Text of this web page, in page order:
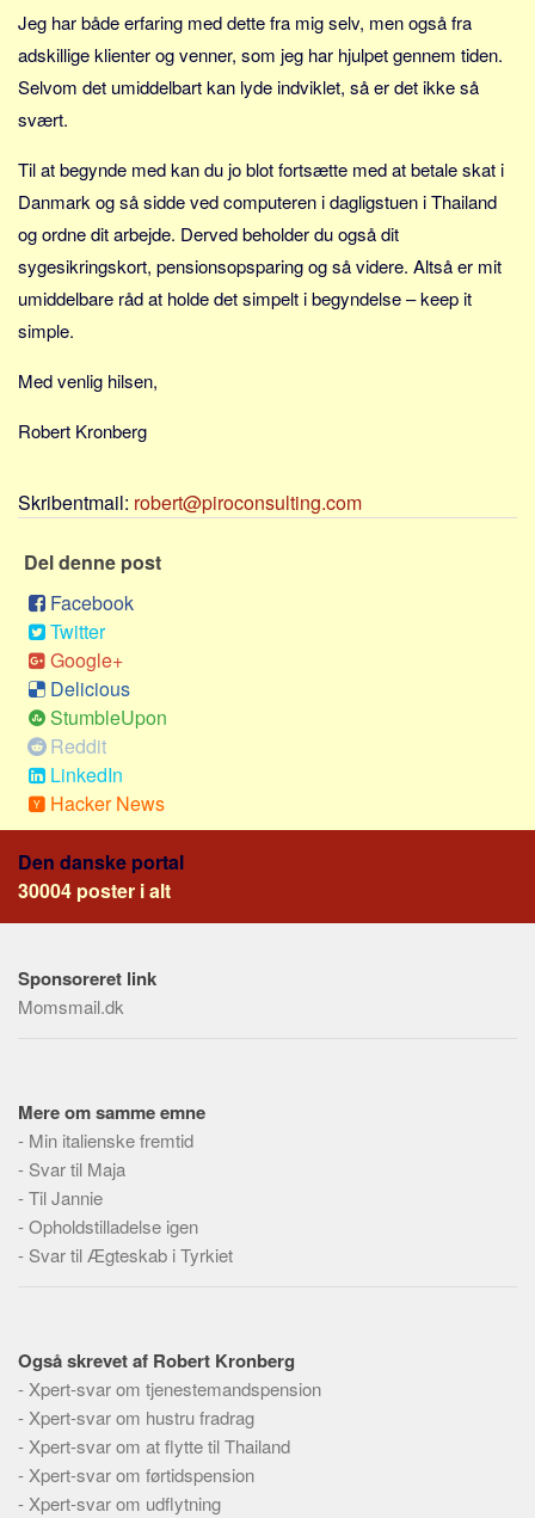
Bannere
Hjælp
Jeg har både erfaring med dette fra mig selv, men også fra
adskillige klienter og venner, som jeg har hjulpet gennem tiden.
Selvom det umiddelbart kan lyde indviklet, så er det ikke så
svært.
Til at begynde med kan du jo blot fortsætte med at betale skat i
Danmark og så sidde ved computeren i dagligstuen i Thailand
og ordne dit arbejde. Derved beholder du også dit
sygesikringskort, pensionsopsparing og så videre. Altså er mit
umiddelbare råd at holde det simpelt i begyndelse – keep it
simple.
Med venlig hilsen,
Robert Kronberg
Skribentmail: robert@piroconsulting.com
Del denne post
Facebook
Twitter
Google+
Delicious
StumbleUpon
Reddit
LinkedIn
Hacker News
Den danske portal
30004 poster i alt
Sponsoreret link
Momsmail.dk
Mere om samme emne
- Min italienske fremtid
- Svar til Maja
-Til Jannie
-Opholdstilladelse igen
- Svar til Ægteskab i Tyrkiet
Også skrevet af Robert Kronberg
- Xpert-svar om tjenestemandspension
- Xpert-svar om hustru fradrag
- Xpert-svar om at flytte til Thailand
- Xpert-svar om førtidspension
- Xpert-svar om udflytning